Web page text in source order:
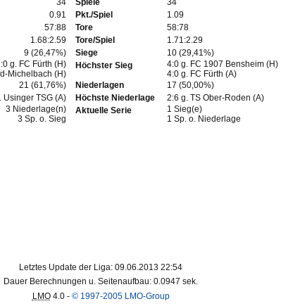
34
Spiele
34
0.91
Pkt./Spiel
1.09
57:88
Tore
58:78
1.68:2.59
Tore/Spiel
1.71:2.29
9 (26,47%)
Siege
10 (29,41%)
g. FC Fürth (H)
Michelbach (H)
Höchster Sieg
4:0 g. FC 1907 Bensheim (H)
4:0 g. FC Fürth (A)
21 (61,76%)
Niederlagen
17 (50,00%)
Usinger TSG (A)
Höchste Niederlage
2:6 g. TS Ober-Roden (A)
3 Niederlage(n)
3 Sp. o. Sieg
Aktuelle Serie
1 Sieg(e)
1 Sp. o. Niederlage
Letztes Update der Liga: 09.06.2013 22:54
Dauer Berechnungen u. Seitenaufbau: 0.0947 sek.
LMO4.0 - © 1997-2005 LMO-Group